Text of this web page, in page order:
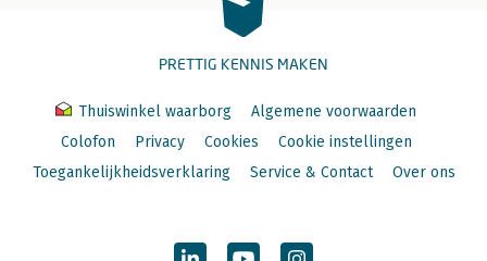
PRETTIG KENNIS MAKEN
Thuiswinkel waarborg
Algemene voorwaarden
Colofon
Privacy Cookies
Cookie instellingen
Toegankelijkheidsverklaring
Service & Contact Over ons